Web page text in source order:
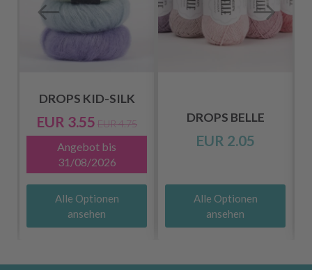
DROPS KID-SILK
EUR 3.55 EUR 4.75
Angebot bis
31/08/2026
Alle Optionen
ansehen
DROPS BELLE
EUR 2.05
Alle Optionen
ansehen